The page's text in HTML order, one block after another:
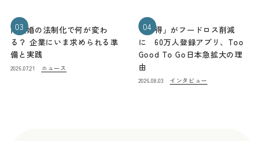
03
同性婚の法制化で何が変わ
る？ 企業にいま求められる準
備と実践
2026.07.21 ニュース
04
「お得」がフードロス削減
に 60万人登録アプリ、Too
Good To Go日本急拡大の理
由
2026.08.03 インタビュー